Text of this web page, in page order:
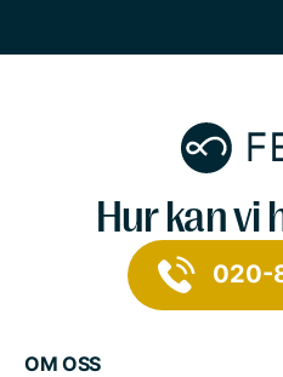
Hur kan vi
020-
OM OSS